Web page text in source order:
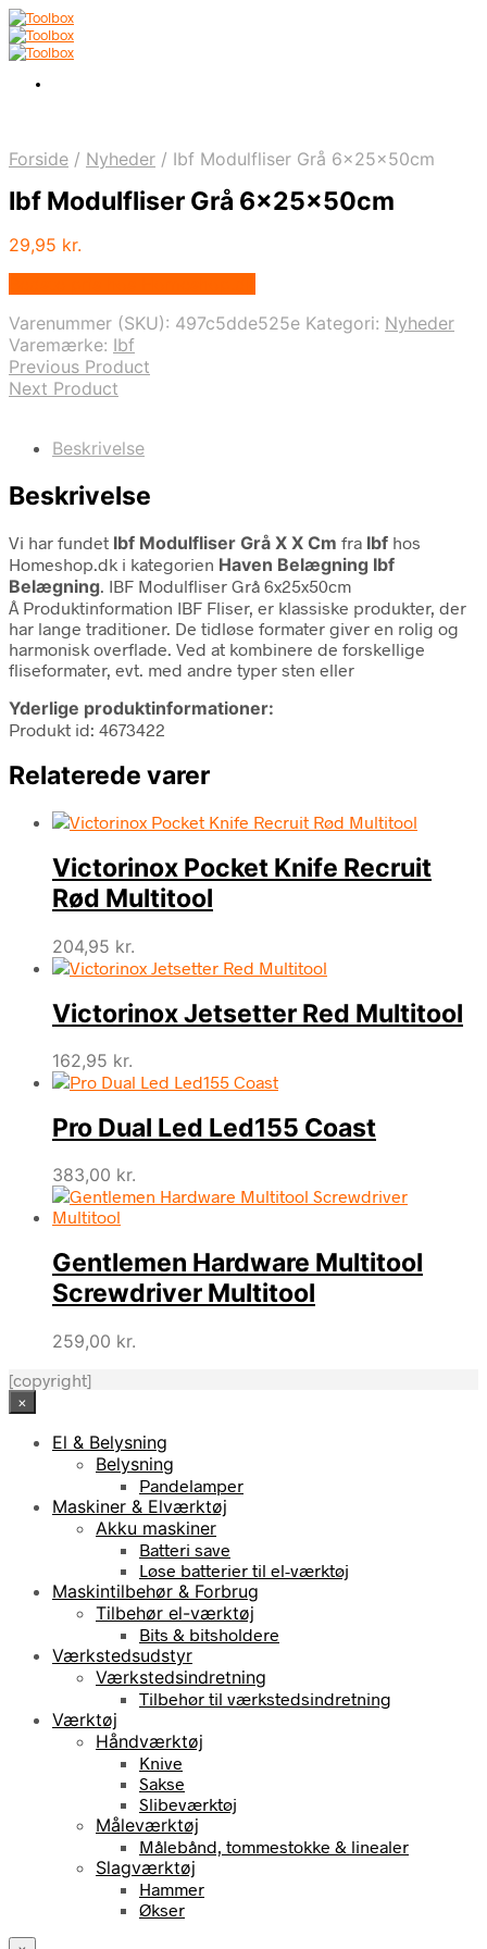
Forside / Nyheder / Ibf Modulfliser Grå 6x25x50cm
Ibf Modulfliser Grå 6x25x50cm
29,95 kr.
Varenummer (SKU): 497c5dde525e Kategori: Nyheder
Varemærke: Ibf
Previous Product
Next Product
Beskrivelse
Beskrivelse
Vi har fundet Ibf Modulfliser Grå X X Cm fra Ibf hos
Homeshop.dk i kategorien Haven Belægning Ibf
Belægning. IBF Modulfliser Grå 6x25x50cm
Â Produktinformation IBF Fliser, er klassiske produkter, der
har lange traditioner. De tidløse formater giver en rolig og
harmonisk overflade. Ved at kombinere de forskellige
fliseformater, evt. med andre typer sten eller
Yderlige produktinformationer:
Produkt id: 4673422
Relaterede varer
Victorinox Pocket Knife Recruit
Rød Multitool
204,95 kr.
Victorinox Jetsetter Red Multitool
162,95 kr.
Pro Dual Led Led155 Coast
383,00 kr.
Gentlemen Hardware Multitool
Screwdriver Multitool
259,00 kr.
[copyright]
×
El & Belysning
Belysning
Pandelamper
Maskiner & Elværktøj
Akku maskiner
Batteri save
Løse batterier til el-værktøj
Maskintilbehør & Forbrug
Tilbehør el-værktøj
Bits & bitsholdere
Værkstedsudstyr
Værkstedsindretning
Tilbehør til værkstedsindretning
Værktøj
Håndværktøj
Knive
Sakse
Slibeværktøj
Måleværktøj
Målebånd, tommestokke & linealer
Slagværktøj
Hammer
Økser